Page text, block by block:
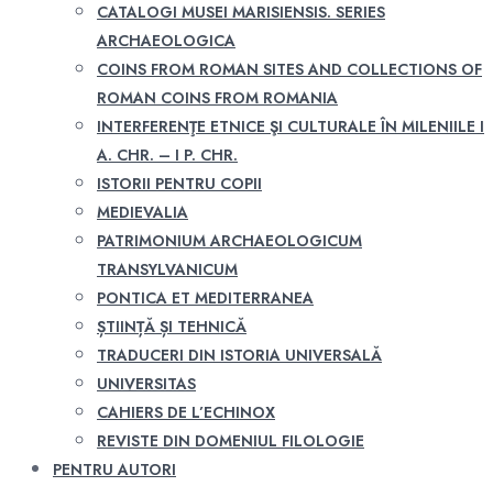
CATALOGI MUSEI MARISIENSIS. SERIES
ARCHAEOLOGICA
COINS FROM ROMAN SITES AND COLLECTIONS OF
ROMAN COINS FROM ROMANIA
INTERFERENŢE ETNICE ŞI CULTURALE ÎN MILENIILE I
A. CHR. – I P. CHR.
ISTORII PENTRU COPII
MEDIEVALIA
PATRIMONIUM ARCHAEOLOGICUM
TRANSYLVANICUM
PONTICA ET MEDITERRANEA
ȘTIINȚĂ ȘI TEHNICĂ
TRADUCERI DIN ISTORIA UNIVERSALĂ
UNIVERSITAS
CAHIERS DE L’ECHINOX
REVISTE DIN DOMENIUL FILOLOGIE
PENTRU AUTORI